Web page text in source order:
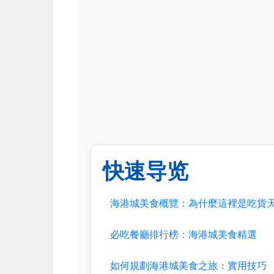
快速导览
海港城美食概覽：為什麼這裡是吃貨
必吃餐廳排行榜：海港城美食精選
如何規劃海港城美食之旅：實用技巧